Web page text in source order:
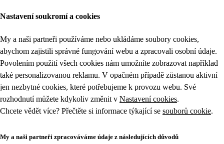
Nastavení soukromí a cookies
My a naši partneři používáme nebo ukládáme soubory cookies,
abychom zajistili správné fungování webu a zpracovali osobní údaje.
Povolením použití všech cookies nám umožníte zobrazovat například
také personalizovanou reklamu. V opačném případě zůstanou aktivní
jen nezbytné cookies, které potřebujeme k provozu webu. Své
rozhodnutí můžete kdykoliv změnit v Nastavení cookies.
Chcete vědět více? Přečtěte si informace týkající se souborů cookie.
My a naši partneři zpracováváme údaje z následujících důvodů